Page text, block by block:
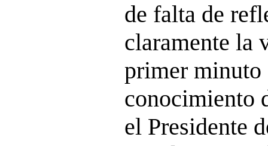
de falta de
claramente la
primer minuto
conocimiento
el Presidente